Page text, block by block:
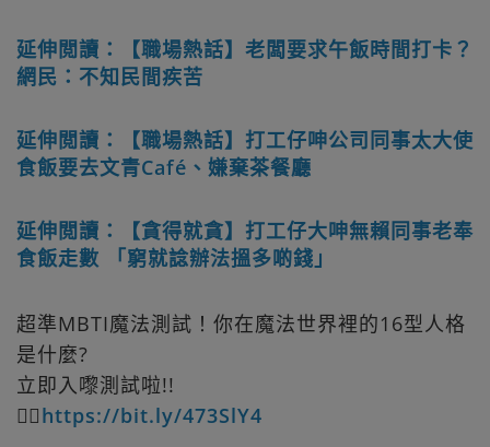
延伸閲讀：【職場熱話】老闆要求午飯時間打卡？
網民：不知民間疾苦
延伸閲讀：【職場熱話】打工仔呻公司同事太大使
食飯要去文青Café、嫌棄茶餐廳
延伸閲讀：【貪得就貪】打工仔大呻無賴同事老奉
食飯走數 「窮就諗辦法搵多啲錢」
超準MBTI魔法測試！你在魔法世界裡的16型人格
是什麼?
立即入嚟測試啦!!
👉🏻https://bit.ly/473SlY4